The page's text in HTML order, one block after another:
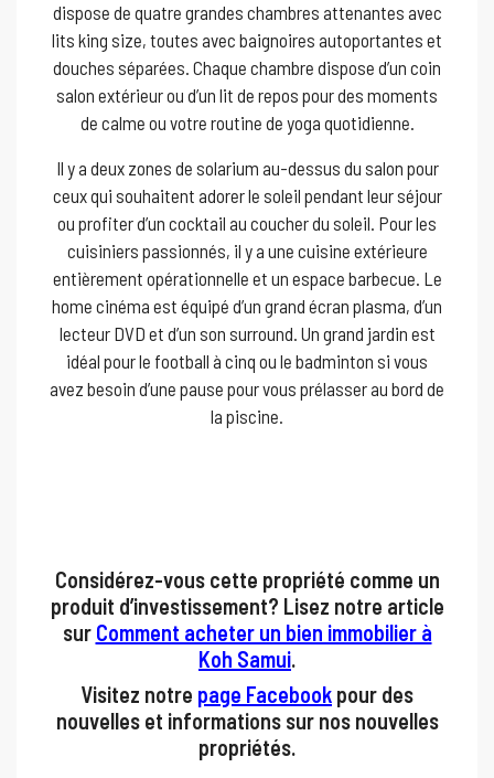
dispose de quatre grandes chambres attenantes avec
lits king size, toutes avec baignoires autoportantes et
douches séparées. Chaque chambre dispose d’un coin
salon extérieur ou d’un lit de repos pour des moments
de calme ou votre routine de yoga quotidienne.
Il y a deux zones de solarium au-dessus du salon pour
ceux qui souhaitent adorer le soleil pendant leur séjour
ou profiter d’un cocktail au coucher du soleil. Pour les
cuisiniers passionnés, il y a une cuisine extérieure
entièrement opérationnelle et un espace barbecue. Le
home cinéma est équipé d’un grand écran plasma, d’un
lecteur DVD et d’un son surround. Un grand jardin est
idéal pour le football à cinq ou le badminton si vous
avez besoin d’une pause pour vous prélasser au bord de
la piscine.
Considérez-vous cette propriété comme un
produit d’investissement? Lisez notre article
sur Comment acheter un bien immobilier à
Koh Samui.
Visitez notre page Facebook pour des
nouvelles et informations sur nos nouvelles
propriétés.